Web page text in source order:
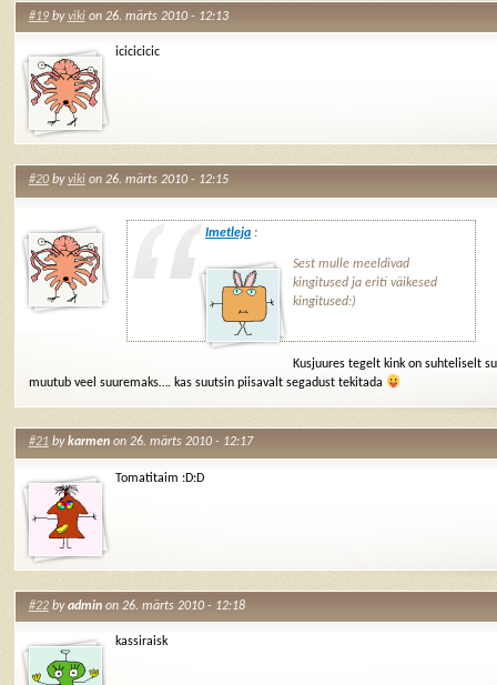
#19byvikion 26. märts 2010 - 12:13
icicicicic
#20byvikion 26. märts 2010 - 12:15
Imetleja :
Sest mulle meeldivad
kingitused ja eriti väikesed
kingitused:)
Kusjuures tegelt kink on suhteliselt
muutub veel suuremaks…. kas suutsin piisavalt segadust tekitada
#21bykarmenon 26. märts 2010 - 12:17
Tomatitaim :D:D
#22byadminon 26. märts 2010 - 12:18
kassiraisk